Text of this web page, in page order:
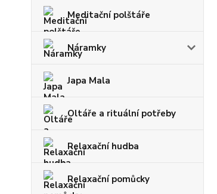
Meditační polštáře
Náramky
Japa Mala
Oltáře a rituální potřeby
Relaxační hudba
Relaxační pomůcky